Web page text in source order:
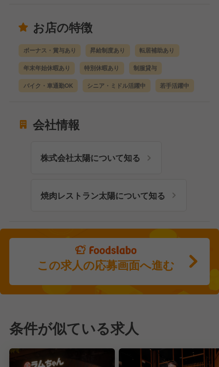
お店の特徴
ボーナス・賞与あり 昇給制度あり 転居補助あり
年末年始休暇あり 特別休暇あり 制服貸与
バイク・車通勤OK シニア・ミドル活躍中 若手活躍中
会社情報
株式会社太陽について知る
焼肉レストラン太陽について知る
この求人の応募画面へ進む
条件が似ている求人